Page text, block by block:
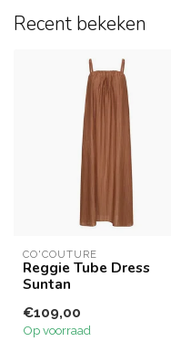
Recent bekeken
CO'COUTURE
Reggie Tube Dress
Suntan
€109,00
Op voorraad